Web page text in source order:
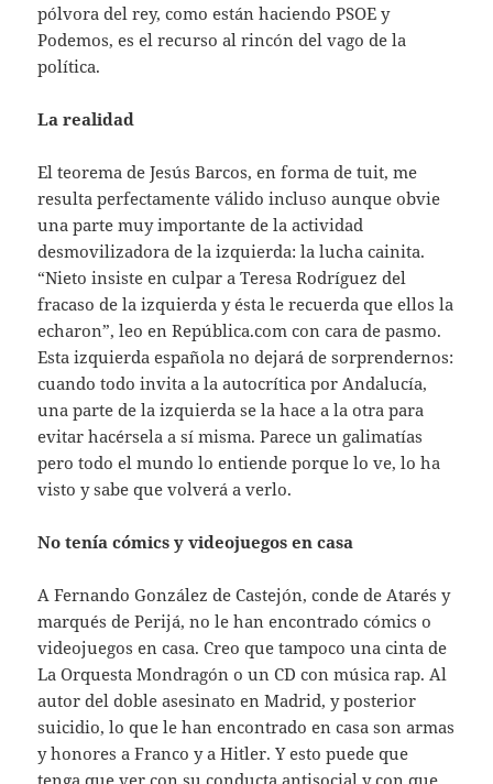
pólvora del rey, como están haciendo PSOE y
Podemos, es el recurso al rincón del vago de la
política.
La realidad
El teorema de Jesús Barcos, en forma de tuit, me
resulta perfectamente válido incluso aunque obvie
una parte muy importante de la actividad
desmovilizadora de la izquierda: la lucha cainita.
“Nieto insiste en culpar a Teresa Rodríguez del
fracaso de la izquierda y ésta le recuerda que ellos la
echaron”, leo en República.com con cara de pasmo.
Esta izquierda española no dejará de sorprendernos:
cuando todo invita a la autocrítica por Andalucía,
una parte de la izquierda se la hace a la otra para
evitar hacérsela a sí misma. Parece un galimatías
pero todo el mundo lo entiende porque lo ve, lo ha
visto y sabe que volverá a verlo.
No tenía cómics y videojuegos en casa
A Fernando González de Castejón, conde de Atarés y
marqués de Perijá, no le han encontrado cómics o
videojuegos en casa. Creo que tampoco una cinta de
La Orquesta Mondragón o un CD con música rap. Al
autor del doble asesinato en Madrid, y posterior
suicidio, lo que le han encontrado en casa son armas
y honores a Franco y a Hitler. Y esto puede que